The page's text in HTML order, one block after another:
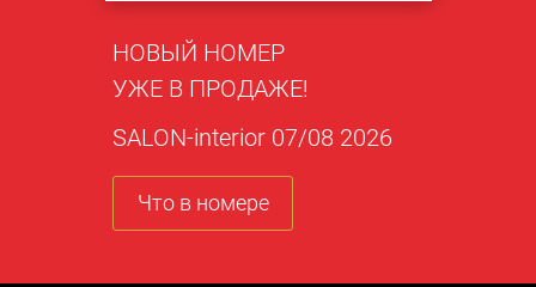
НОВЫЙ НОМЕР
УЖЕ В ПРОДАЖЕ!
SALON-interior 07/08 2026
Что в номере